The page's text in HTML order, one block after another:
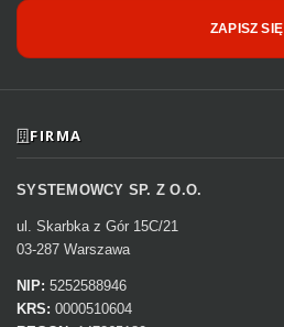
ZAPISZ SIĘ
FIRMA
SYSTEMOWCY SP. Z O.O.
ul. Skarbka z Gór 15C/21
03-287 Warszawa
NIP: 5252588946
KRS: 0000510604